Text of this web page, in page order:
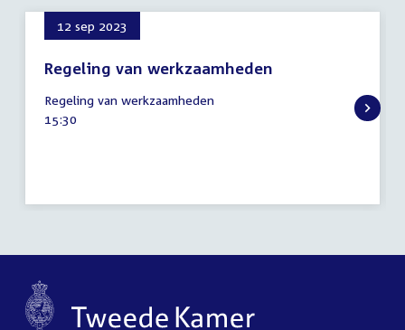
12 sep 2023
Regeling van werkzaamheden
september
2023
Regeling van werkzaamheden
Tijd
15:30